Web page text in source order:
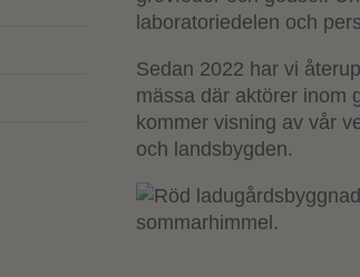
laboratoriedelen och
Sedan 2022 har vi
mässa där aktörer inom
kommer visning av vår
och landsbygden.